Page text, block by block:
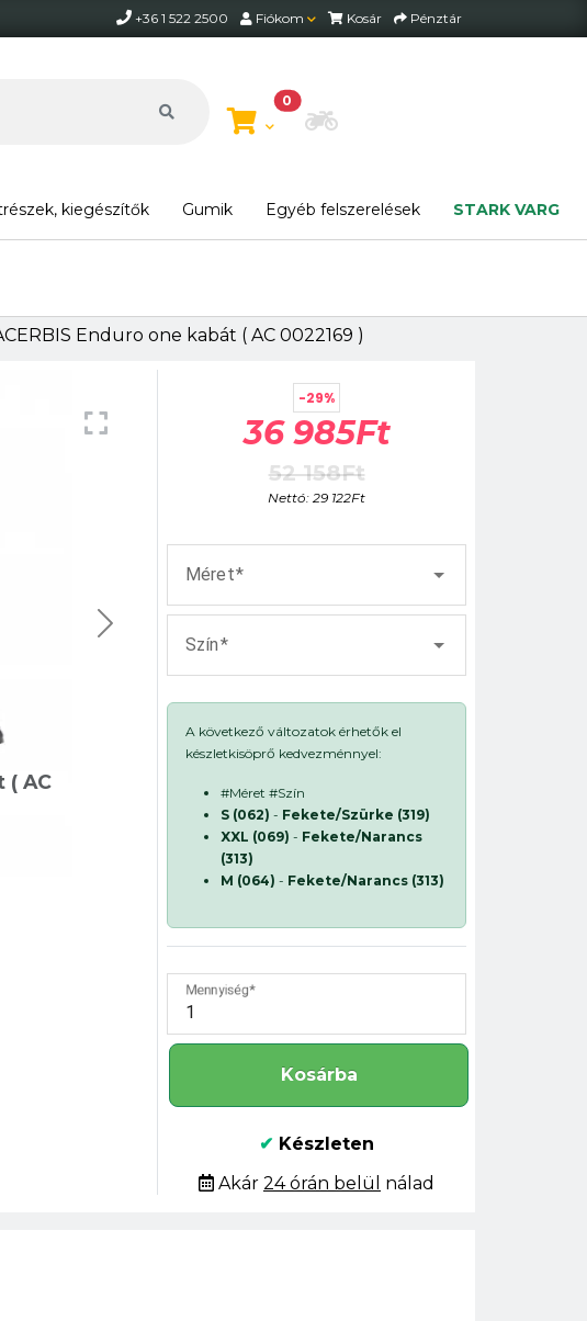
+36 1 522 2500 Fiókom Kosár Pénztár
0
Motor beállítása
kiegészítők Gumik Egyéb felszerelések STARK VARG
Enduro one kabát ( AC 0022169 )
( AC
-29%
36 985Ft
52 158Ft
Nettó: 29 122Ft
Méret
Szín
A következő változatok érhetők el
készletkisöprő kedvezménnyel:
#Méret #Szín
S (062) - Fekete/Szürke (319)
XXL (069) - Fekete/Narancs
(313)
M (064) - Fekete/Narancs (313)
Mennyiség
Kosárba
✔ Készleten
Akár 24 órán belül nálad